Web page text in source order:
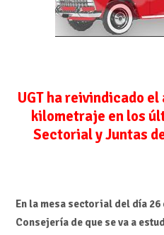
UGT ha reivindicado
kilometraje en los
Sectorial y Juntas
En la mesa sectorial del día
Consejería de que se va a